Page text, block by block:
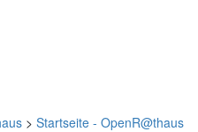
> Startseite - OpenR@thaus